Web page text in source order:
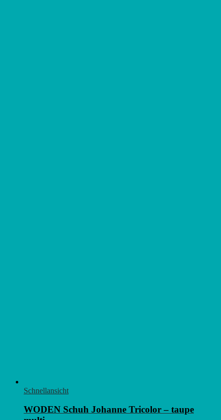
Schnellansicht
WODEN Schuh Johanne Tricolor – taupe